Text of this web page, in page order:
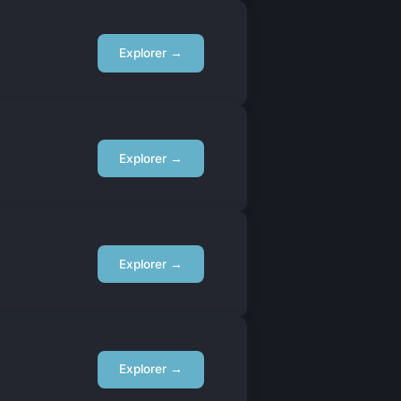
Explorer →
Explorer →
Explorer →
Explorer →